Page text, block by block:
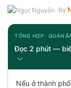
by
TỔNG HỢP · QUÁN
Đọc 2 phút —
Nếu ở thành phố